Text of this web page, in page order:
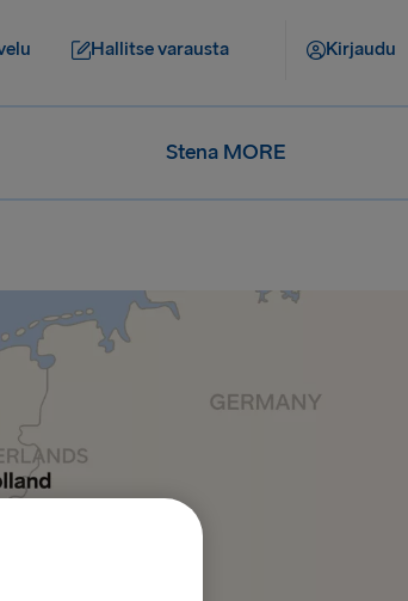
Hallitse varausta Kirjaudu
Stena MORE